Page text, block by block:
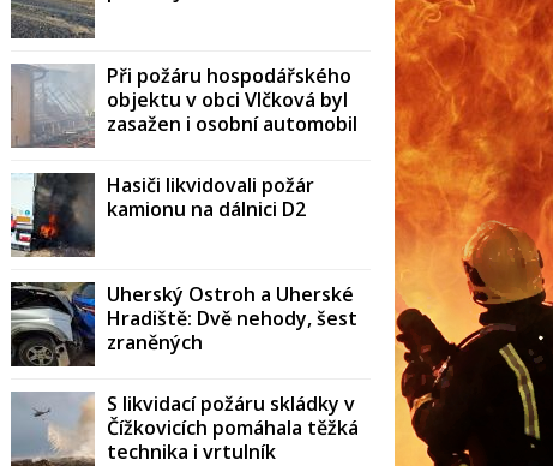
Při požáru hospodářského
objektu v obci Vlčková byl
zasažen i osobní automobil
Hasiči likvidovali požár
kamionu na dálnici D2
Uherský Ostroh a Uherské
Hradiště: Dvě nehody, šest
zraněných
S likvidací požáru skládky v
Čížkovicích pomáhala těžká
technika i vrtulník